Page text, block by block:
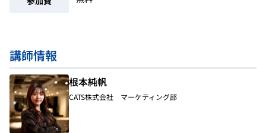
講師情報
根本純帆
CATS株式会社 マーケティング部